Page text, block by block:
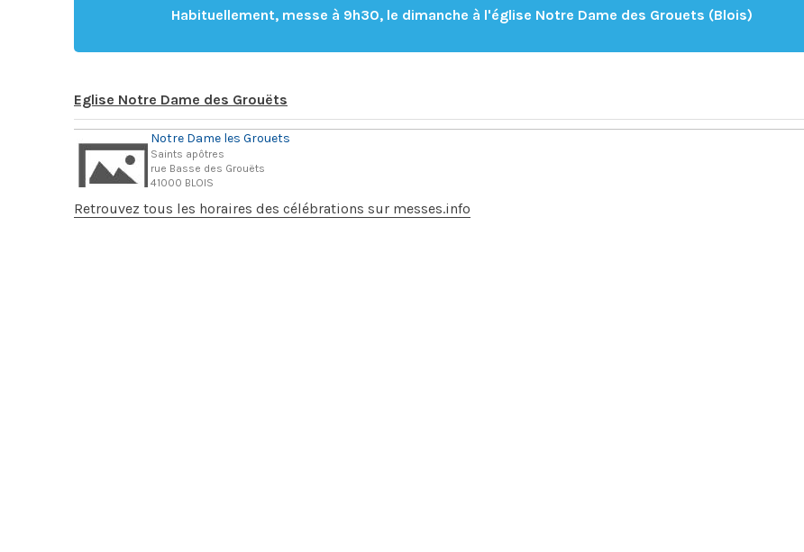
Habituellement, messe à 9h30, le dimanche à l'église Notre Dame des Grouets (Blois)
Eglise Notre Dame des Grouëts
Notre Dame les Grouets
Saints apôtres
rue Basse des Grouëts
41000 BLOIS
Retrouvez tous les horaires des célébrations sur messes.info